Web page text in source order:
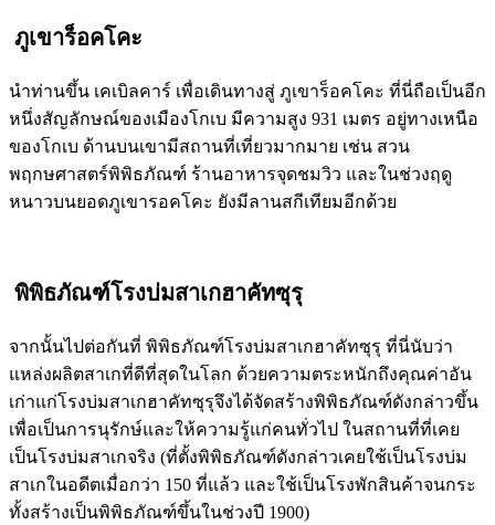
ภูเขาร็อคโคะ
นำท่านขึ้น เคเบิลคาร์ เพื่อเดินทางสู่ ภูเขาร็อคโคะ ที่นี่ถือเป็นอีก
หนึ่งสัญลักษณ์ของเมืองโกเบ มีความสูง 931 เมตร อยู่ทางเหนือ
ของโกเบ ด้านบนเขามีสถานที่เที่ยวมากมาย เช่น สวน
พฤกษศาสตร์พิพิธภัณฑ์ ร้านอาหารจุดชมวิว และในช่วงฤดู
หนาวบนยอดภูเขารอคโคะ ยังมีลานสกีเทียมอีกด้วย
พิพิธภัณฑ์โรงบ่มสาเกฮาคัทซุรุ
จากนั้นไปต่อกันที่ พิพิธภัณฑ์โรงบ่มสาเกฮาคัทซุรุ ที่นี่นับว่า
แหล่งผลิตสาเกที่ดีที่สุดในโลก ด้วยความตระหนักถึงคุณค่าอัน
เก่าแก่โรงบ่มสาเกฮาคัทซุรุจึงได้จัดสร้างพิพิธภัณฑ์ดังกล่าวขึ้น
เพื่อเป็นการนุรักษ์และให้ความรู้แก่คนทั่วไป ในสถานที่ที่เคย
เป็นโรงบ่มสาเกจริง (ที่ตั้งพิพิธภัณฑ์ดังกล่าวเคยใช้เป็นโรงบ่ม
สาเกในอดีตเมื่อกว่า 150 ที่แล้ว และใช้เป็นโรงพักสินค้าจนกระ
ทั้งสร้างเป็นพิพิธภัณฑ์ขึ้นในช่วงปี 1900)